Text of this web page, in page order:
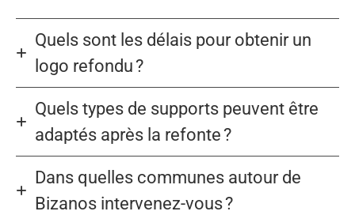
Quels sont les délais pour obtenir un
logo refondu ?
Quels types de supports peuvent être
adaptés après la refonte ?
Dans quelles communes autour de
Bizanos intervenez-vous ?